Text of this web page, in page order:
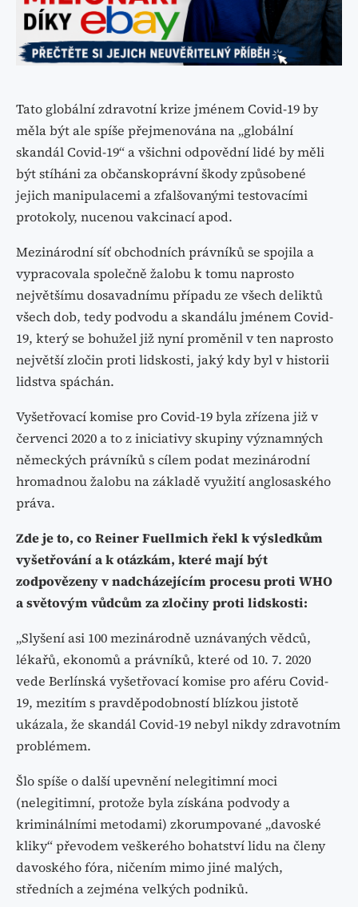
Tato globální zdravotní krize jménem Covid-19 by
měla být ale spíše přejmenována na „globální
skandál Covid-19“ a všichni odpovědní lidé by měli
být stíháni za občanskoprávní škody způsobené
jejich manipulacemi a zfalšovanými testovacími
protokoly, nucenou vakcinací apod.
Mezinárodní síť obchodních právníků se spojila a
vypracovala společně žalobu k tomu naprosto
největšímu dosavadnímu případu ze všech deliktů
všech dob, tedy podvodu a skandálu jménem Covid-
19, který se bohužel již nyní proměnil v ten naprosto
největší zločin proti lidskosti, jaký kdy byl v historii
lidstva spáchán.
Vyšetřovací komise pro Covid-19 byla zřízena již v
červenci 2020 a to z iniciativy skupiny významných
německých právníků s cílem podat mezinárodní
hromadnou žalobu na základě využití anglosaského
práva.
Zde je to, co Reiner Fuellmich řekl k výsledkům
vyšetřování a k otázkám, které mají být
zodpovězeny v nadcházejícím procesu proti WHO
a světovým vůdcům za zločiny proti lidskosti:
„Slyšení asi 100 mezinárodně uznávaných vědců,
lékařů, ekonomů a právníků, které od 10. 7. 2020
vede Berlínská vyšetřovací komise pro aféru Covid-
19, mezitím s pravděpodobností blízkou jistotě
ukázala, že skandál Covid-19 nebyl nikdy zdravotním
problémem.
Šlo spíše o další upevnění nelegitimní moci
(nelegitimní, protože byla získána podvody a
kriminálními metodami) zkorumpované „davoské
kliky“ převodem veškerého bohatství lidu na členy
davoského fóra, ničením mimo jiné malých,
středních a zejména velkých podniků.